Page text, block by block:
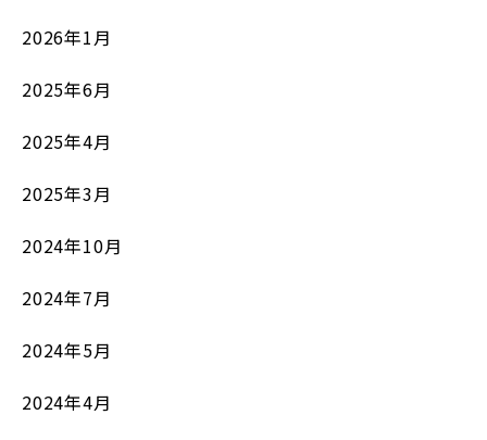
2026年1月
2025年6月
2025年4月
2025年3月
2024年10月
2024年7月
2024年5月
2024年4月